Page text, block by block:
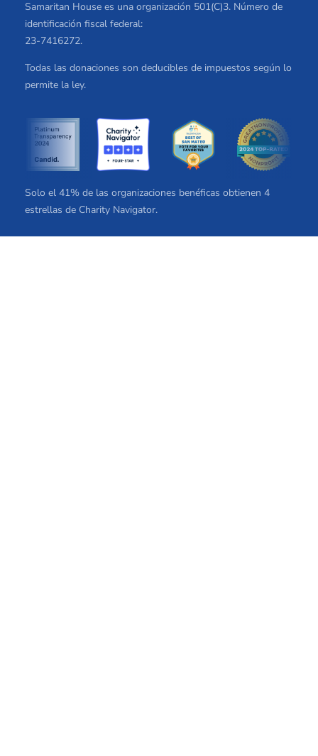
Samaritan House es una organización 501(C)3. Número de
identificación fiscal federal:
23-7416272.
Todas las donaciones son deducibles de impuestos según lo
permite la ley.
Solo el 41% de las organizaciones benéficas obtienen 4
estrellas de Charity Navigator.